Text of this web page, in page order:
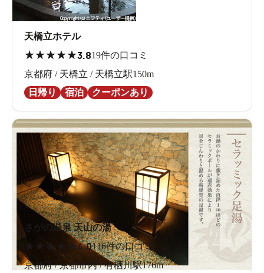
天橋立ホテル
★★★★★3.819件の口コミ
京都府 / 天橋立 / 天橋立駅150m
日帰り
宿泊 クーポンあり
さがの温泉 天山の湯
★ ★ ★4.0116件の口コミ
京都府 / 京都市内 / 有栖川駅176m